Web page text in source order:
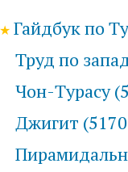
Гайдбук по
Труд по
Чон-Турасу
Джигит